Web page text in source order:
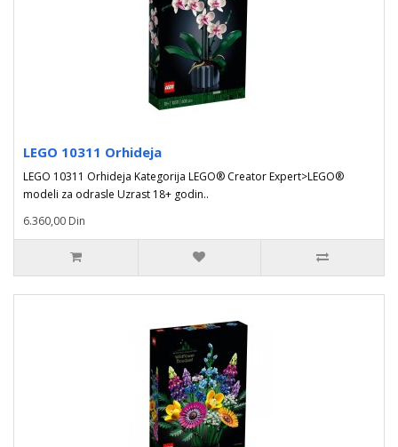
LEGO 10311 Orhideja
LEGO 10311 Orhideja Kategorija LEGO® Creator Expert>LEGO®
modeli za odrasle Uzrast 18+ godin..
6.360,00 Din